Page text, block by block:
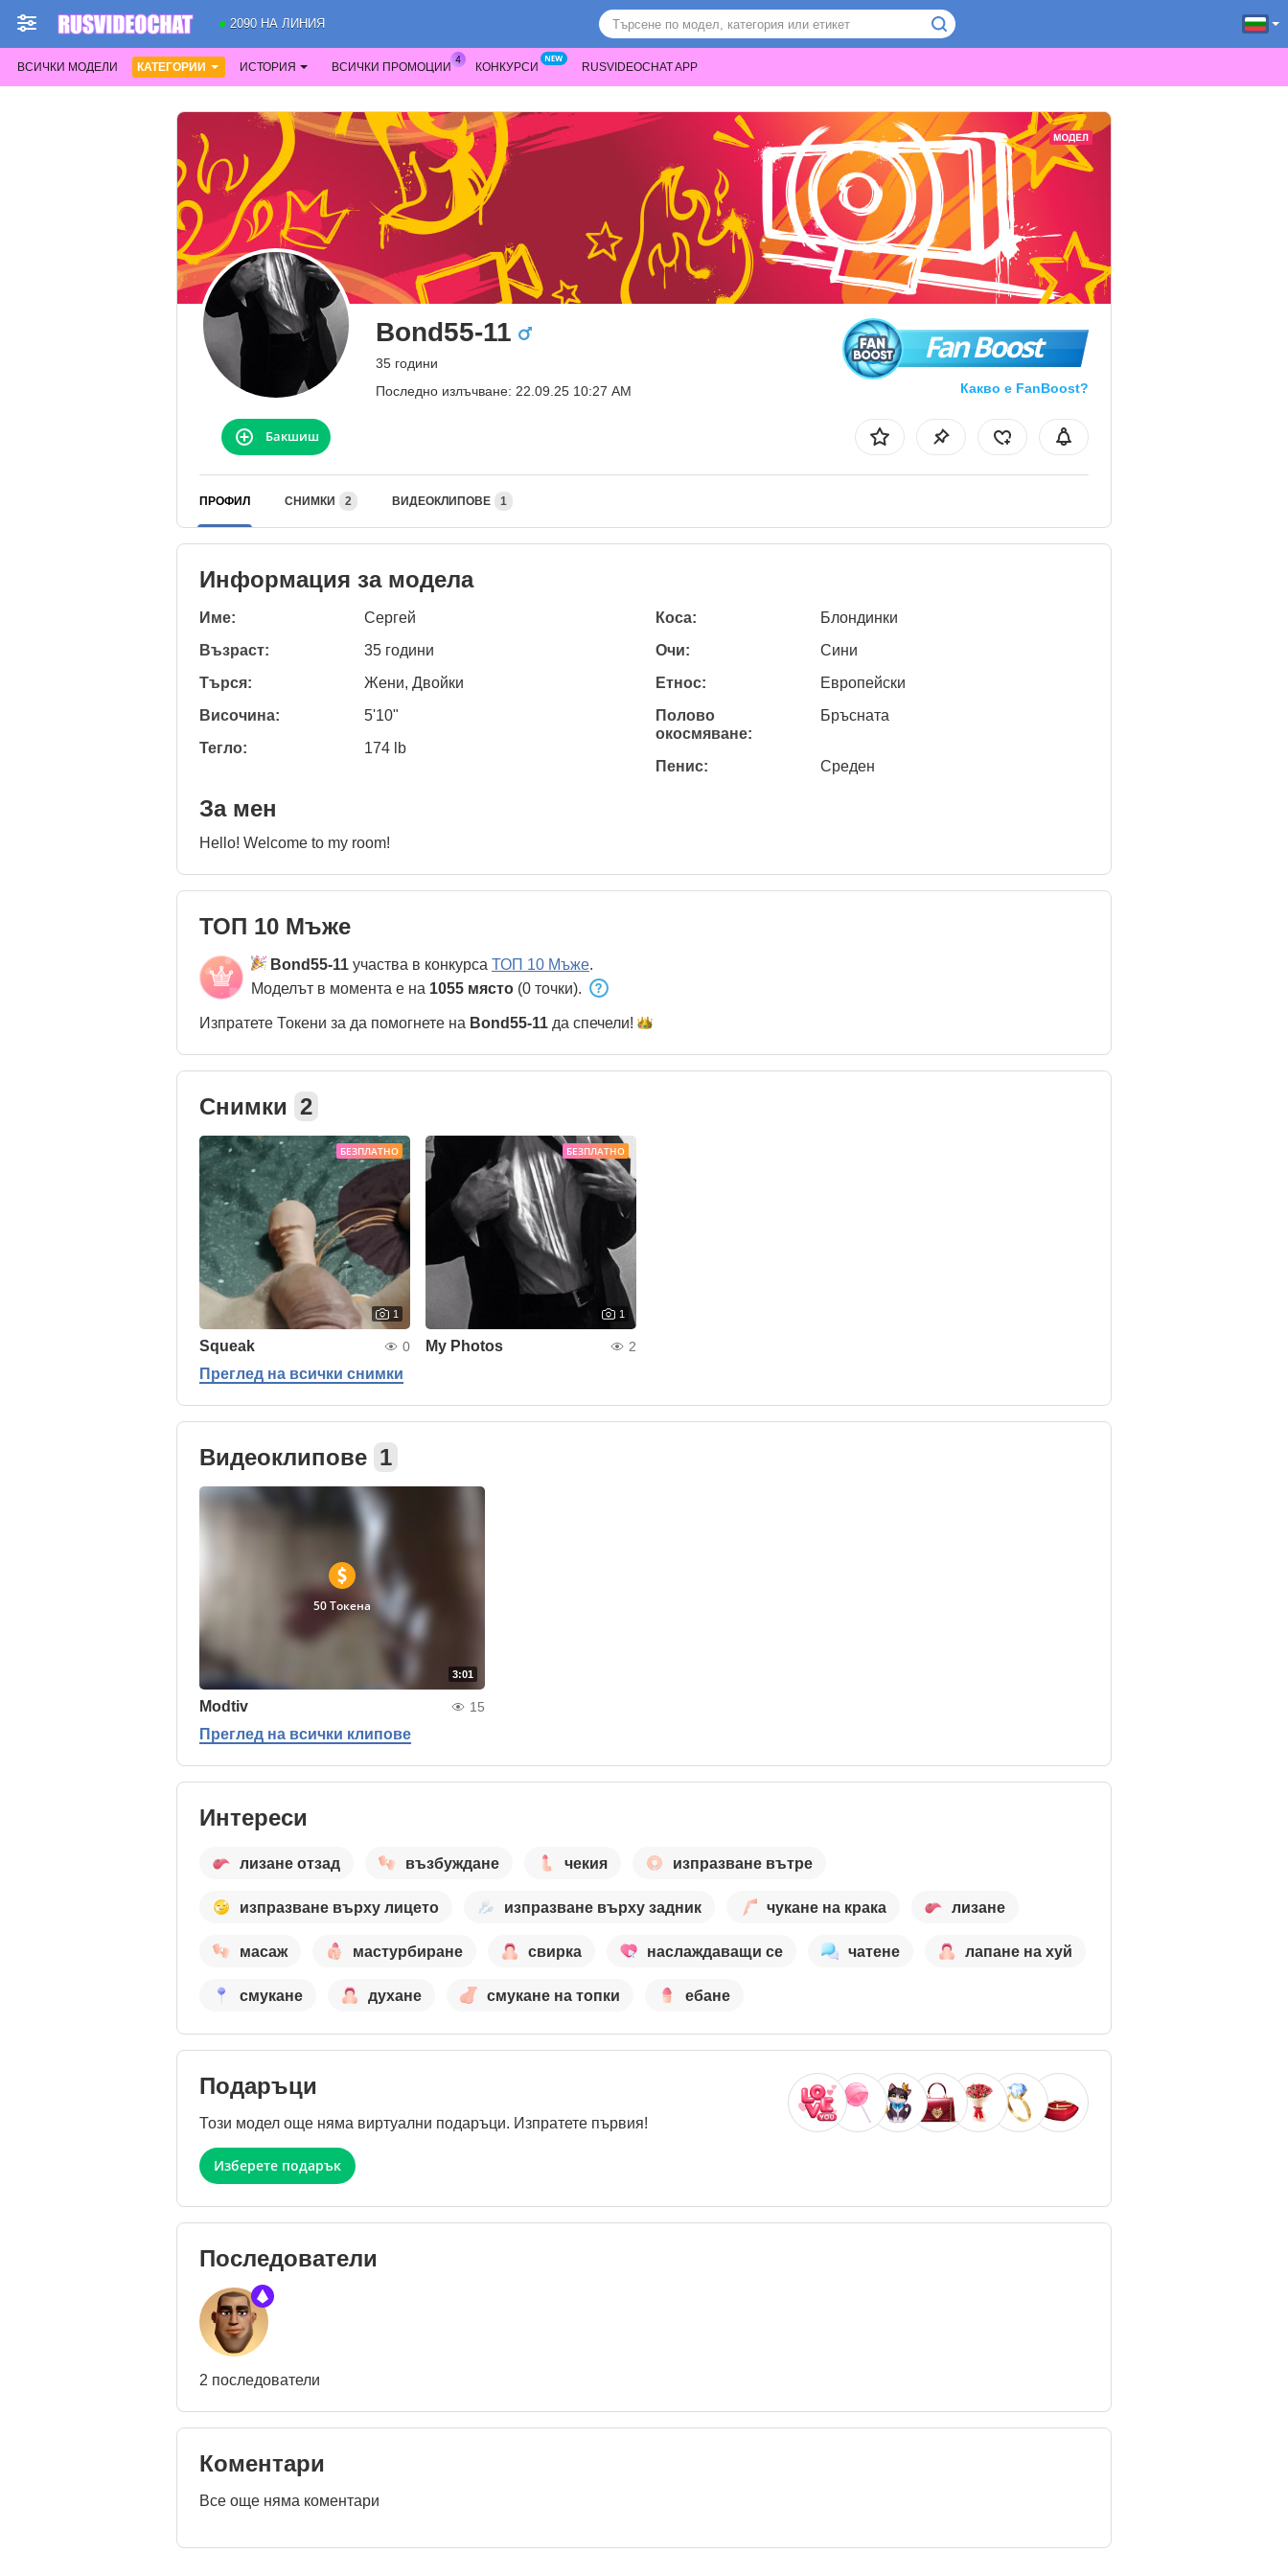
2090 НА ЛИНИЯ
ВСИЧКИ МОДЕЛИ КАТЕГОРИИ ИСТОРИЯ ВСИЧКИ ПРОМОЦИИ КОНКУРСИ RUSVIDEOCHAT APP
Bond55-11
35 години
Последно излъчване: 22.09.25 10:27 AM
Fan Boost
Какво е FanBoost?
Бакшиш
ПРОФИЛ СНИМКИ 2 ВИДЕОКЛИПОВЕ 1
Информация за модела
Име:
Сергей
Възраст:
35 години
Търся:
Жени, Двойки
Височина:
5'10"
Тегло:
174 lb
Коса:
Блондинки
Очи:
Сини
Етнос:
Европейски
Полово
окосмяване:
Бръсната
Пенис: Среден
За мен
Hello! Welcome to my room!
ТОП 10 Мъже
Bond55-11 участва в конкурса ТОП 10 Мъже.
Моделът в момента е на 1055 място (0 точки).
Изпратете Токени за да помогнете на Bond55-11 да спечели!
Снимки 2
БЕЗПЛАТНО
1
Squeak 0
БЕЗПЛАТНО
1
My Photos 2
Преглед на всички снимки
Видеоклипове 1
3:01
50 Токена
Modtiv 15
Преглед на всички клипове
Интереси
лизане отзад възбуждане чекия изпразване вътре
изпразване върху лицето изпразване върху задник чукане на крака лизане
масаж мастурбиране свирка наслаждаващи се чатене лапане на хуй
смукане духане смукане на топки ебане
Подаръци
Този модел още няма виртуални подаръци. Изпратете първия!
Изберете подарък
Последователи
2 последователи
Коментари
Все още няма коментари